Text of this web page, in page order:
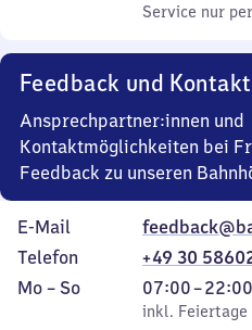
Service nur
Feedback und Kontakt
Ansprechpartner:innen und
Kontaktmöglichkeiten bei
Feedback zu unseren
E-Mail
Telefon
+49 30
Montag
Mo – So,
inkl. Feiertage
07:00–22:00
Von
7
inkl. Feiertage